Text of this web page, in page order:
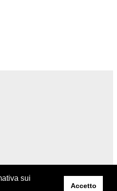
sui
Accetto